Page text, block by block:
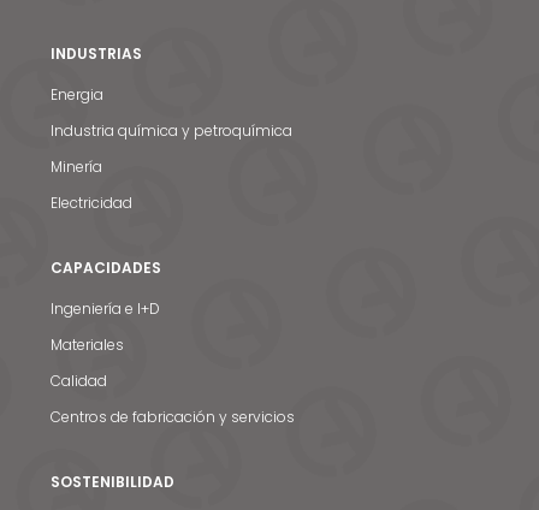
INDUSTRIAS
Energia
Industria química y petroquímica
Minería
Electricidad
CAPACIDADES
Ingeniería e I+D
Materiales
Calidad
Centros de fabricación y servicios
SOSTENIBILIDAD